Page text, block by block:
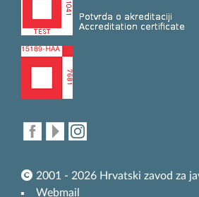
2001 - 2026 Hrvatski zavod za
Webmail